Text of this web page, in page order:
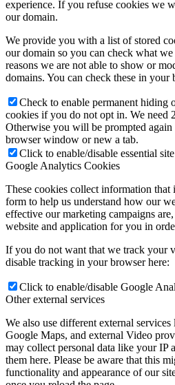
experience. If you refuse cookies we
our domain.
We provide you with a list of stored
our domain so you can check what
reasons we are not able to show or
domains. You can check these in your
Check to enable permanent hiding
cookies if you do not opt in. We need
Otherwise you will be prompted
browser window or new a tab.
Click to enable/disable essential
Google Analytics Cookies
These cookies collect information that
form to help us understand how our
effective our marketing campaigns
website and application for you in
If you do not want that we track your
disable tracking in your browser here:
Click to enable/disable Google
Other external services
We also use different external
Google Maps, and external Video
may collect personal data like your IP
them here. Please be aware that this
functionality and appearance of our